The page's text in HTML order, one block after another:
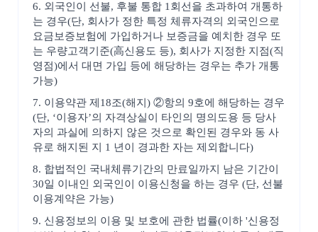
6. 외국인이 선불, 후불 통합 1회선을 초과하여 개통하
는 경우(단, 회사가 정한 특정 체류자격의 외국인으로
요금보증보험에 가입하거나 보증금을 예치한 경우 또
는 우량고객기준(高신용도 등), 회사가 지정한 지점(직
영점)에서 대면 가입 등에 해당하는 경우는 추가 개통
가능)
7. 이용약관 제18조(해지) ②항의 9호에 해당하는 경우
(단, ‘이용자’의 자격상실이 타인의 명의도용 등 당사
자의 과실에 의하지 않은 것으로 확인된 경우와 동 사
유로 해지된 지 1 년이 경과한 자는 제외합니다)
8. 합법적인 국내체류기간의 만료일까지 남은 기간이
30일 이내인 외국인이 이용신청을 하는 경우 (단, 선불
이용계약은 가능)
9. 신용정보의 이용 및 보호에 관한 법률(이하 '신용정